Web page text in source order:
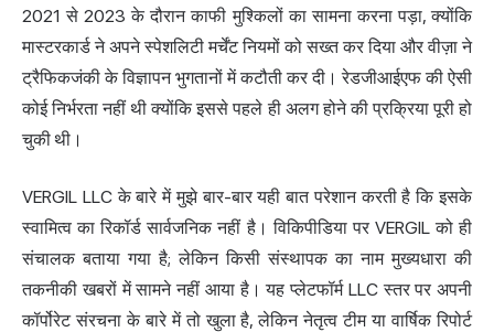
2021 से 2023 के दौरान काफी मुश्किलों का सामना करना पड़ा, क्योंकि
मास्टरकार्ड ने अपने स्पेशलिटी मर्चेंट नियमों को सख्त कर दिया और वीज़ा ने
ट्रैफिकजंकी के विज्ञापन भुगतानों में कटौती कर दी। रेडजीआईएफ की ऐसी
कोई निर्भरता नहीं थी क्योंकि इससे पहले ही अलग होने की प्रक्रिया पूरी हो
चुकी थी।
VERGIL LLC के बारे में मुझे बार-बार यही बात परेशान करती है कि इसके
स्वामित्व का रिकॉर्ड सार्वजनिक नहीं है। विकिपीडिया पर VERGIL को ही
संचालक बताया गया है; लेकिन किसी संस्थापक का नाम मुख्यधारा की
तकनीकी खबरों में सामने नहीं आया है। यह प्लेटफॉर्म LLC स्तर पर अपनी
कॉर्पोरेट संरचना के बारे में तो खुला है, लेकिन नेतृत्व टीम या वार्षिक रिपोर्ट